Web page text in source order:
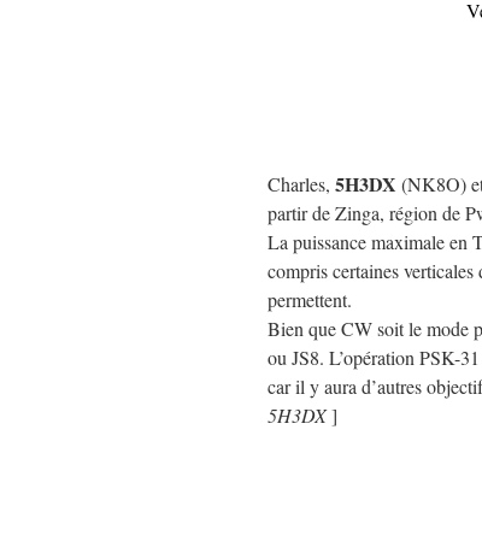
Charles, 5H3DX (NK8O)
partir de Zinga, région de
La puissance maximale en
compris certaines
permettent.
Bien que CW soit le mode
ou JS8. L’opération PSK-
car il y aura d’autres
5H3DX]